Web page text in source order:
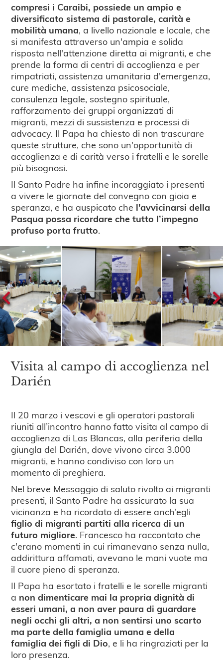
compresi i Caraibi, possiede un ampio e
diversificato sistema di pastorale, carità e
mobilità umana, a livello nazionale e locale, che
si manifesta attraverso un'ampia e solida
risposta nell'attenzione diretta ai migranti, e che
prende la forma di centri di accoglienza e per
rimpatriati, assistenza umanitaria d'emergenza,
cure mediche, assistenza psicosociale,
consulenza legale, sostegno spirituale,
rafforzamento dei gruppi organizzati di
migranti, mezzi di sussistenza e processi di
advocacy. Il Papa ha chiesto di non trascurare
queste strutture, che sono un'opportunità di
accoglienza e di carità verso i fratelli e le sorelle
più bisognosi.
Il Santo Padre ha infine incoraggiato i presenti
a vivere le giornate del convegno con gioia e
speranza, e ha auspicato che l'avvicinarsi della
Pasqua possa ricordare che tutto l’impegno
profuso porta frutto.
Visita al campo di accoglienza nel
Darién
Il 20 marzo i vescovi e gli operatori pastorali
riuniti all’incontro hanno fatto visita al campo di
accoglienza di Las Blancas, alla periferia della
giungla del Darién, dove vivono circa 3.000
migranti, e hanno condiviso con loro un
momento di preghiera.
Nel breve Messaggio di saluto rivolto ai migranti
presenti, il Santo Padre ha assicurato la sua
vicinanza e ha ricordato di essere anch’egli
figlio di migranti partiti alla ricerca di un
futuro migliore. Francesco ha raccontato che
c'erano momenti in cui rimanevano senza nulla,
addirittura affamati, avevano le mani vuote ma
il cuore pieno di speranza.
Il Papa ha esortato i fratelli e le sorelle migranti
a non dimenticare mai la propria dignità di
esseri umani, a non aver paura di guardare
negli occhi gli altri, a non sentirsi uno scarto
ma parte della famiglia umana e della
famiglia dei figli di Dio, e li ha ringraziati per la
loro presenza.